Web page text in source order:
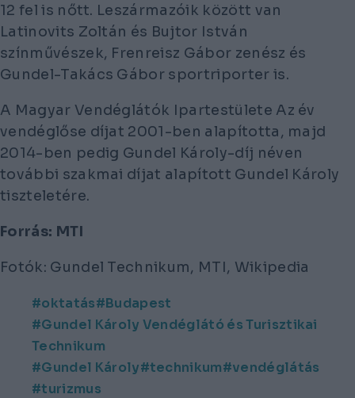
12 fel is nőtt. Leszármazóik között van
Latinovits Zoltán és Bujtor István
színművészek, Frenreisz Gábor zenész és
Gundel-Takács Gábor sportriporter is.
A Magyar Vendéglátók Ipartestülete Az év
vendéglőse díjat 2001-ben alapította, majd
2014-ben pedig Gundel Károly-díj néven
további szakmai díjat alapított Gundel Károly
tiszteletére.
Forrás: MTI
Fotók: Gundel Technikum, MTI, Wikipedia
oktatás
Budapest
Gundel Károly Vendéglátó és Turisztikai
Technikum
Gundel Károly
technikum
vendéglátás
turizmus